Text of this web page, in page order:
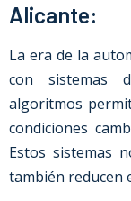
Alicante:
La era de la
con sistemas
algoritmos
condiciones
Estos sistemas
también reducen